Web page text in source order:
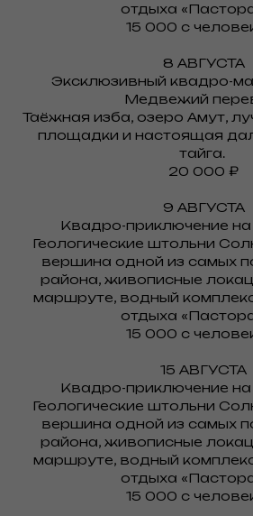
отдыха
15 000 с
8 АВГУСТА
Эксклюзивный квадро-
Медвежий
Таёжная изба, озеро Амут,
площадки и настоящая
тайга.
20 000 ₽
9 АВГУСТА
Квадро-приключение
Геологические штольни
вершина одной из самых
района, живописные
маршруте, водный
отдыха
15 000 с
15 АВГУСТА
Квадро-приключение
Геологические штольни
вершина одной из самых
района, живописные
маршруте, водный
отдыха
15 000 с